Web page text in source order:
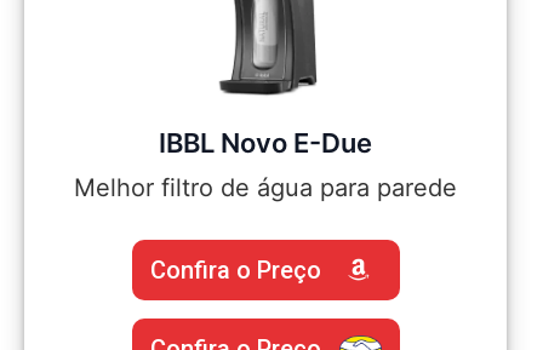
IBBL Novo E-Due
Melhor filtro de água para parede
Confira o Preço